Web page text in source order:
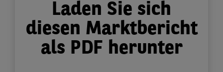
Laden Sie sich
diesen Marktbericht
als PDF herunter